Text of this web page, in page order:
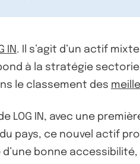
IN . Il s’agit d’un actif
à la stratégie
le classement des
IN, avec une
pays, ce nouvel actif
bonne accessibilité,